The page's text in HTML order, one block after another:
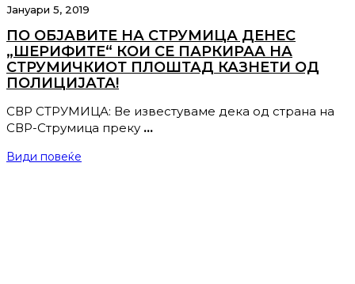
Јануари 5, 2019
ПО ОБЈАВИТЕ НА СТРУМИЦА ДЕНЕС
„ШЕРИФИТЕ“ КОИ СЕ ПАРКИРАА НА
СТРУМИЧКИОТ ПЛОШТАД КАЗНЕТИ ОД
ПОЛИЦИЈАТА!
СВР СТРУМИЦА: Ве известуваме дека од страна на
СВР-Струмица преку …
Види повеќе